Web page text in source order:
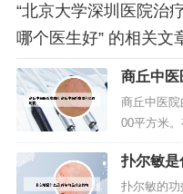
“北京大学深圳医院治
哪个医生好” 的相关文
商丘中医
诊时间
商丘中医
00平方米
职称121人
市最大的一
院，市医
扑尔敏是
扑尔敏的